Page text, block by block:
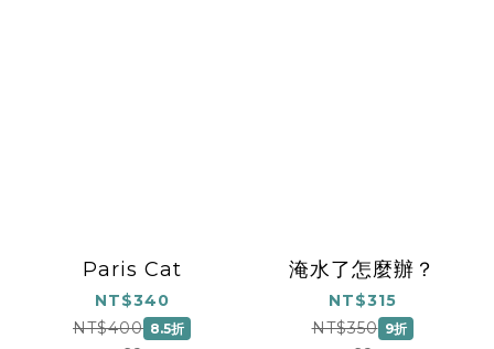
Paris Cat
NT$340
NT$400 8.5折
淹水了怎麼辦？
NT$315
NT$350 9折